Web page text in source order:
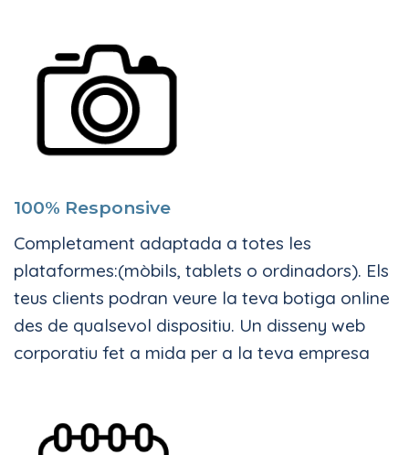
100% Responsive
Completament adaptada a totes les
plataformes:(mòbils, tablets o ordinadors). Els
teus clients podran veure la teva botiga online
des de qualsevol dispositiu. Un disseny web
corporatiu fet a mida per a la teva empresa